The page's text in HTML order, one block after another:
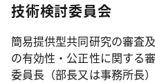
技術検討委員会
簡易提供型共同研究の審査
の有効性・公正性に関する
委員長（部長又は事務所長